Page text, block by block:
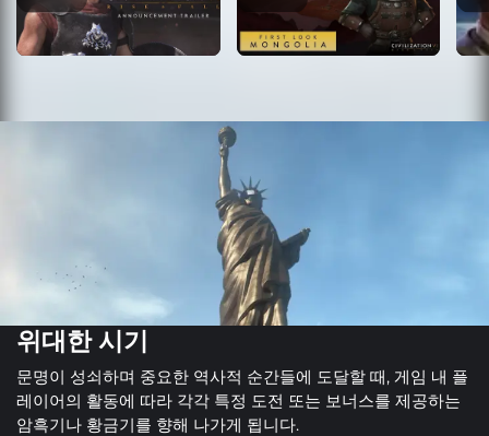
위대한 시기
문명이 성쇠하며 중요한 역사적 순간들에 도달할 때, 게임 내 플
레이어의 활동에 따라 각각 특정 도전 또는 보너스를 제공하는
암흑기나 황금기를 향해 나가게 됩니다.